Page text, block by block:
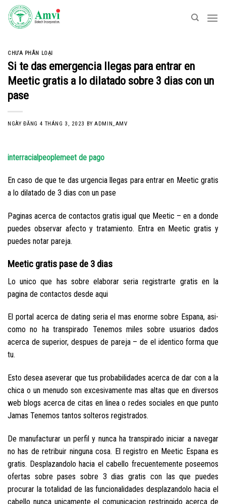
Skip
content
CHƯA PHÂN LOẠI
Si te das emergencia llegas para entrar en
Meetic gratis a lo dilatado sobre 3 dias con un
pase
NGÀY ĐĂNG 4 THÁNG 3, 2023 BYADMIN_AMV
interracialpeoplemeet de pago
En caso de que te das urgencia llegas para entrar en Meetic gratis
a lo dilatado de 3 dias con un pase
Paginas acerca de contactos gratis igual que Meetic – en a donde
puedes observar afecto y tratamiento. Entra en Meetic gratis y
puedes notar pareja.
Meetic gratis pase de 3 dias
Lo unico que has sobre elaborar seri­a registrarte gratis en la
pagina de contactos desde aqui
El portal acerca de dating seri­a el mas enorme sobre Espana, asi­
como no ha transpirado Tenemos miles sobre usuarios dados
acerca de superior, despues de pareja – de el identico forma que
tu.
Esto desea aseverar que tus probabilidades acerca de dar con a la
chica o un menudo son excesivamente mas altas que en diversos
web blogs acerca de citas en linea o redes sociales en que punto
Jamas Tenemos tantos solteros registrados.
De manufacturar un perfil y nunca ha transpirado iniciar a navegar
no has de retribuir ninguna cosa. El registro en Meetic Espana es
gratis. Desplazandolo hacia el cabello frecuentemente poseemos
ofertas sobre pases sobre 3 dias gratis con las que puedes
procurar la totalidad de las funcionalidades desplazandolo hacia el
cabello nunca unicamente el comunicacion restringido acerca de